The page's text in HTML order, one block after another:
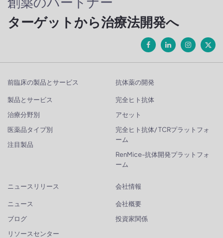
ターゲットから治療法開発へ
前臨床の製品とサービス
製品とサービス
治療分野別
医薬品タイプ別
注目製品
抗体薬の開発
完全ヒト抗体
アセット
完全ヒト抗体/ TCRプラットフォ
ーム
RenMice-抗体開発プラットフォ
ーム
ニュースリリース
ニュース
ブログ
リソースセンター
会社情報
会社概要
投資家関係